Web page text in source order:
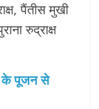
पैंतीस मुखी
रुद्राक्ष
के पूजन से